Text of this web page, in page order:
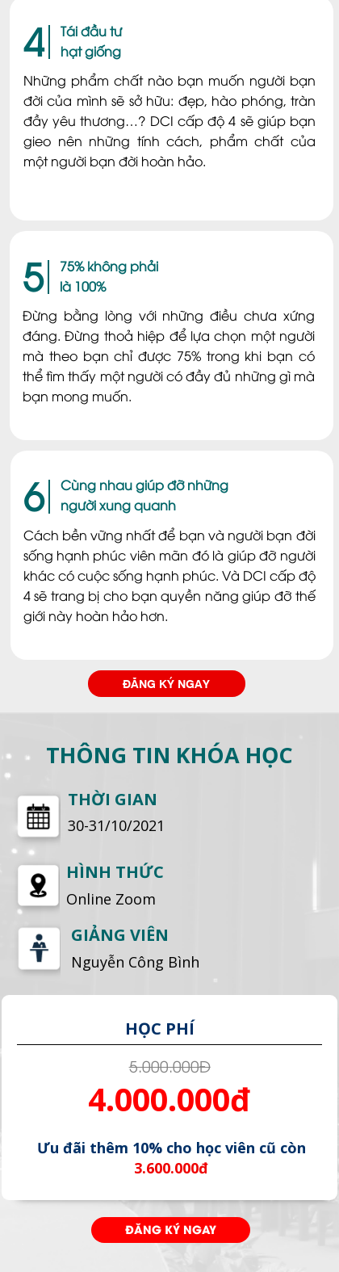
Tái đầu tư
hạt giống
Những phẩm chất nào bạn muốn người bạn
đời của mình sẽ sở hữu: đẹp, hào phóng, tràn
đầy yêu thương…? DCI cấp độ 4 sẽ giúp bạn
gieo nên những tính cách, phẩm chất của
một người bạn đời hoàn hảo.
4
75% không phải
là 100%
Đừng bằng lòng với những điều chưa xứng
đáng. Đừng thoả hiệp để lựa chọn một người
mà theo bạn chỉ được 75% trong khi bạn có
thể tìm thấy một người có đầy đủ những gì mà
bạn mong muốn.
5
Cùng nhau giúp đỡ những
người xung quanh
Cách bền vững nhất để bạn và người bạn đời
sống hạnh phúc viên mãn đó là giúp đỡ người
khác có cuộc sống hạnh phúc. Và DCI cấp độ
4 sẽ trang bị cho bạn quyền năng giúp đỡ thế
giới này hoàn hảo hơn.
6
ĐĂNG KÝ NGAY
THỜI GIAN
30-31/10/2021
HÌNH THỨC
Online Zoom
GIẢNG VIÊN
Nguyễn Công Bình
THÔNG TIN KHÓA HỌC
HỌC PHÍ
4.000.000đ
5.000.000Đ
Ưu đãi thêm 10% cho học viên cũ còn
3.600.000đ
ĐĂNG KÝ NGAY